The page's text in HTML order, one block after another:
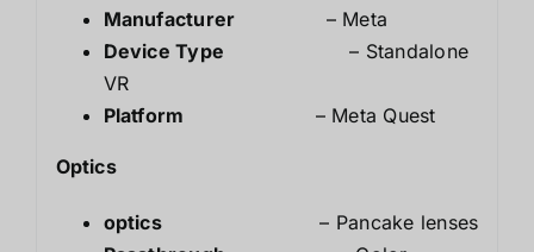
Manufacturer – Meta
Device Type
– Standalone
VR
Platform – Meta Quest
Optics
optics
– Pancake lenses